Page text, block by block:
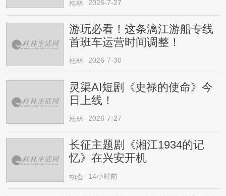
桂林 2026-7-27
游玩必看！这条漓江游船专线
首班车运营时间调整！
桂林 2026-7-30
灵渠AI短剧《史禄的使命》今
日上线！
桂林 2026-7-27
长征主题剧《湘江1934的记
忆》在兴安开机
动态 14小时前